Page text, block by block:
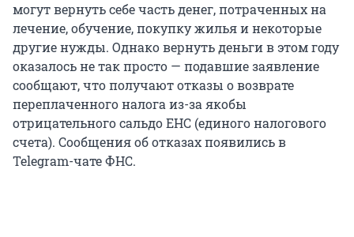
могут вернуть себе часть денег, потраченных на
лечение, обучение, покупку жилья и некоторые
другие нужды. Однако вернуть деньги в этом году
оказалось не так просто — подавшие заявление
сообщают, что получают отказы о возврате
переплаченного налога из-за якобы
отрицательного сальдо ЕНС (единого налогового
счета). Сообщения об отказах появились в
Telegram-чате ФНС.